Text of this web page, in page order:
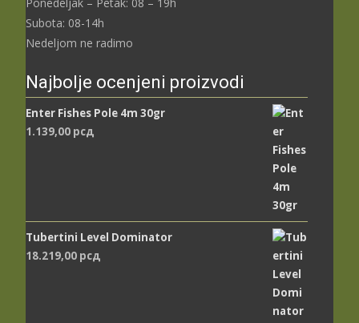
Subota: 08-14h
Nedeljom ne radimo
Najbolje ocenjeni proizvodi
Enter Fishes Pole 4m 30gr
1.139,00 рсд
Tubertini Level Dominator
18.219,00 рсд